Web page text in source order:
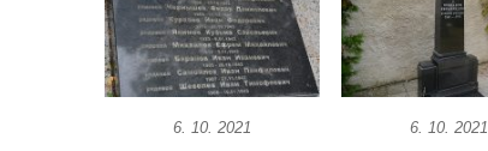
Kenotaf Leopolda Malata na hřbitově v
Dolním Podluží
Kenotaf Antona Klause na hřbitově v
Dolním Podluží
6. 10. 2021 6. 10. 2021